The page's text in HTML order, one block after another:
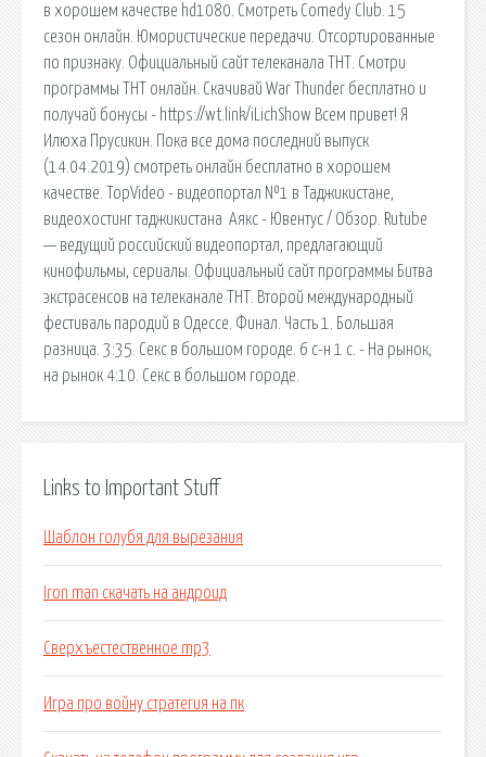
в хорошем качестве hd1080. Смотреть Comedy Club. 15
сезон онлайн. Юмористические передачи. Отсортированные
по признаку. Официальный сайт телеканала ТНТ. Смотри
программы ТНТ онлайн. Скачивай War Thunder бесплатно и
получай бонусы - https://wt.link/iLichShow Всем привет! Я
Илюха Прусикин. Пока все дома последний выпуск
(14.04.2019) смотреть онлайн бесплатно в хорошем
качестве. TopVideo - видеопортал №1 в Таджикистане,
видеохостинг таджикистана ️ Аякс - Ювентус / Обзор. Rutube
— ведущий российский видеопортал, предлагающий
кинофильмы, сериалы. Официальный сайт программы Битва
экстрасенсов на телеканале ТНТ. Второй международный
фестиваль пародий в Одессе. Финал. Часть 1. Большая
разница. 3:35. Секс в большом городе. 6 с-н 1 с. - На рынок,
на рынок 4:10. Секс в большом городе.
Links to Important Stuff
Шаблон голубя для вырезания
Iron man скачать на андроид
Сверхъестественное mp3
Игра про войну стратегия на пк